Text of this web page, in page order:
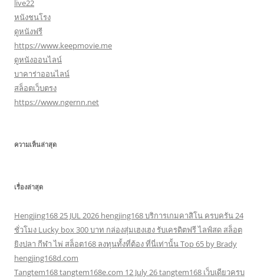
live22
หนังชนโรง
ดูหนังฟรี
https://www.keepmovie.me
ดูหนังออนไลน์
บาคาร่าออนไลน์
สล็อตเว็บตรง
https://www.ngernn.net
ความเห็นล่าสุด
เรื่องล่าสุด
Hengjing168 25 JUL 2026 hengjing168 บริการเกมคาสิโน ครบครัน 24
ชั่วโมง Lucky box 300 บาท กล่องสุ่มเฮงเฮง รับเครดิตฟรี ไลฟ์สด สล็อต
ยิงปลา กีฬา ไพ่ สล็อต168 ลงทุนทั้งที่ต้อง ที่นี่เท่านั้น Top 65 by Brady
hengjing168d.com
Tangtem168 tangtem168e.com 12 July 26 tangtem168 เว็บเดียวครบ